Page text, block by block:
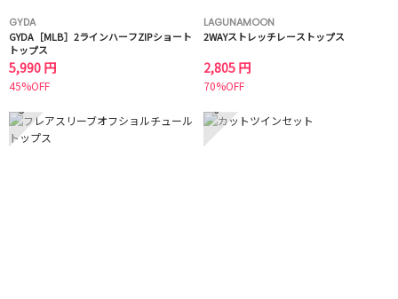
GYDA
GYDA［MLB］2ラインハーフZIPショート
トップス
5,990 円
45%OFF
LAGUNAMOON
2WAYストレッチレーストップス
2,805 円
70%OFF
5 6